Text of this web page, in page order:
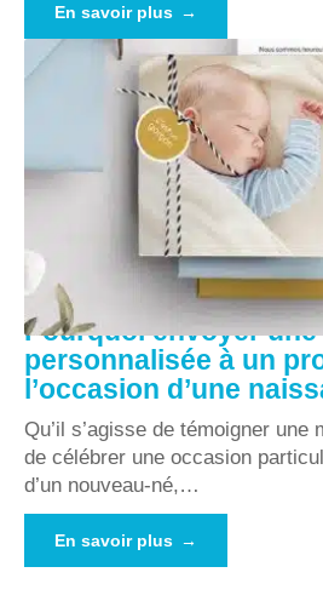
En savoir plus
Pourquoi envoyer
personnalisée à un
l’occasion d’une
Qu’il s’agisse de témoigner une
de célébrer une occasion
d’un nouveau-né,…
En savoir plus